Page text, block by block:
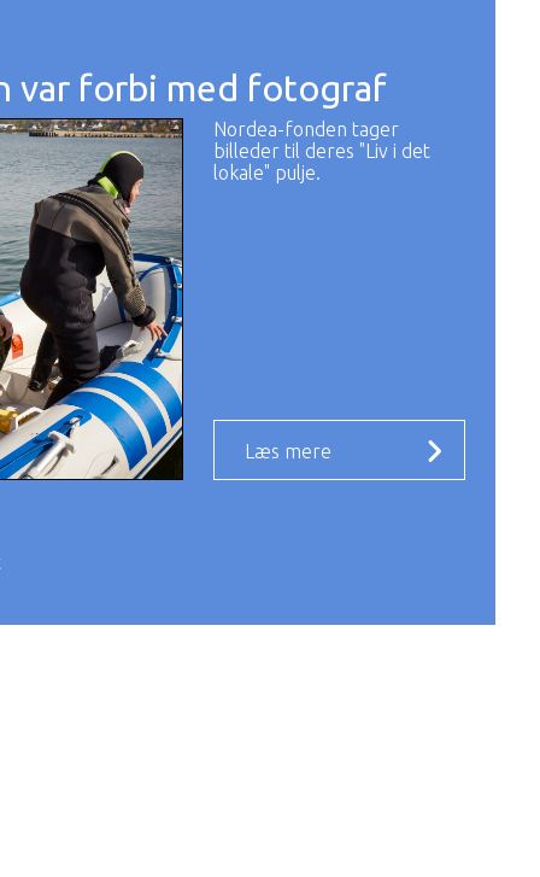
var forbi med fotograf
Nordea-fonden tager
billeder til deres "Liv i det
lokale" pulje.
Læs mere